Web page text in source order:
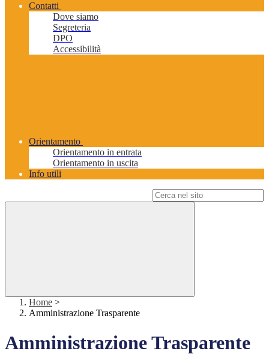
Contatti
Dove siamo
Segreteria
DPO
Accessibilità
Orientamento
Orientamento in entrata
Orientamento in uscita
Info utili
Home >
Amministrazione Trasparente
Amministrazione Trasparente